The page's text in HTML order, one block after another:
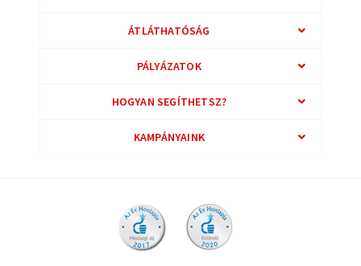
ÁTLÁTHATÓSÁG
PÁLYÁZATOK
HOGYAN SEGÍTHETSZ?
KAMPÁNYAINK